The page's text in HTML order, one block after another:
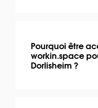
Pourquoi être
workin.space
Dorlisheim ?